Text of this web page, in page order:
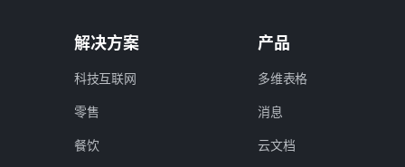
解决方案
科技互联网
零售
餐饮
产品
多维表格
消息
云文档